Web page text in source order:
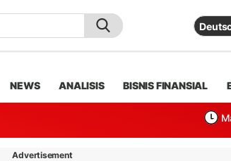
NEWS ANALISIS BISNIS FINANSIAL
Advertisement